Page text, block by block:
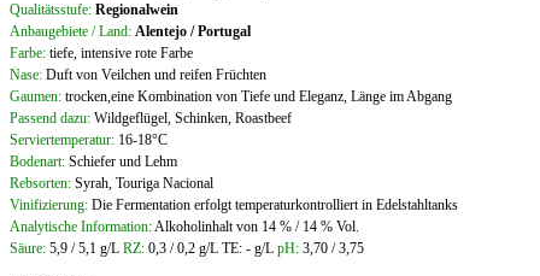
Qualitätsstufe: Regionalwein
Anbaugebiete / Land: Alentejo / Portugal
Farbe: tiefe, intensive rote Farbe
Nase: Duft von Veilchen und reifen Früchten
Gaumen: trocken,eine Kombination von Tiefe und Eleganz, Länge im Abgang
Passend dazu: Wildgeflügel, Schinken, Roastbeef
Serviertemperatur: 16-18°C
Bodenart: Schiefer und Lehm
Rebsorten: Syrah, Touriga Nacional
Vinifizierung: Die Fermentation erfolgt temperaturkontrolliert in Edelstahltanks
Analytische Information:Alkoholinhalt von 14 % / 14 % Vol.
Säure: 5,9 / 5,1 g/L RZ: 0,3 / 0,2 g/L TE: - g/L pH: 3,70 / 3,75